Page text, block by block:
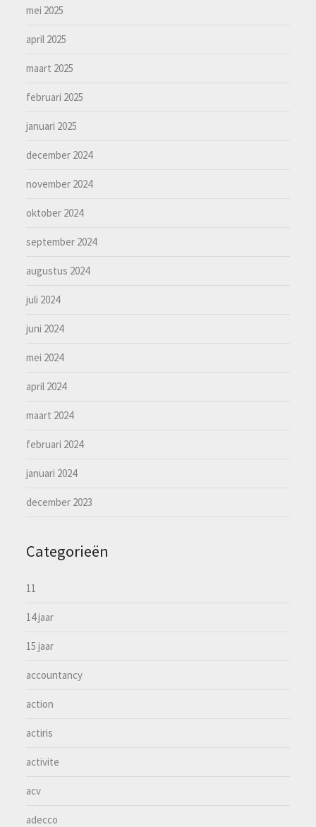
mei 2025
april 2025
maart 2025
februari 2025
januari 2025
december 2024
november 2024
oktober 2024
september 2024
augustus 2024
juli 2024
juni 2024
mei 2024
april 2024
maart 2024
februari 2024
januari 2024
december 2023
Categorieën
11
14 jaar
15 jaar
accountancy
action
actiris
activite
acv
adecco